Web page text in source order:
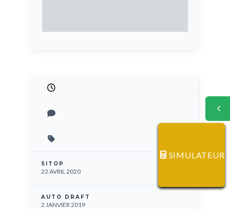
SITOP
22 AVRIL 2020
AUTO DRAFT
2 JANVIER 2019
SIMULATEUR